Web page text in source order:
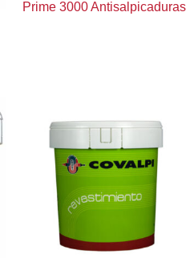
Prime 3000 Antisalpicaduras